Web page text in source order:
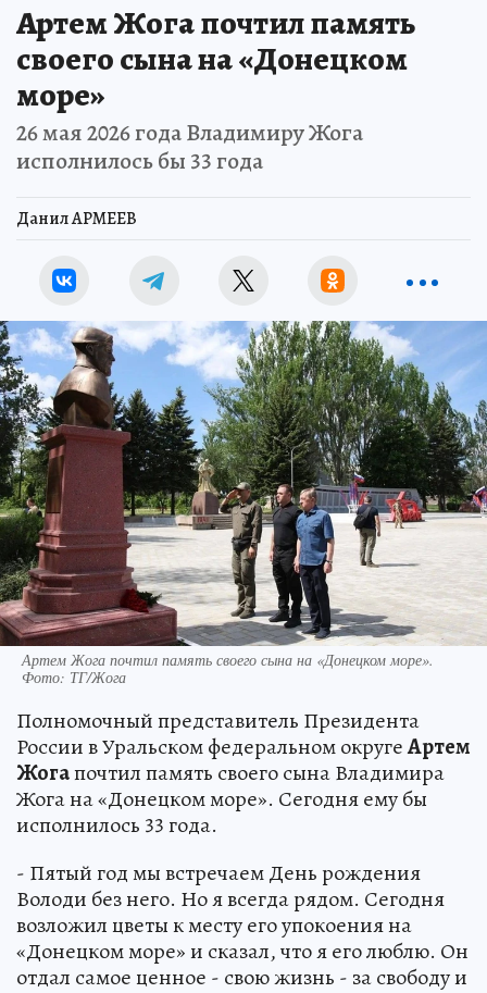
Артем Жога почтил память
своего сына на «Донецком
море»
26 мая 2026 года Владимиру Жога
исполнилось бы 33 года
Данил АРМЕЕВ
Артем Жога почтил память своего сына на «Донецком море».
Фото: ТГ/Жога
Полномочный представитель Президента
России в Уральском федеральном округеАртем
Жогапочтил память своего сына Владимира
Жога на «Донецком море». Сегодня ему бы
исполнилось 33 года.
- Пятый год мы встречаем День рождения
Володи без него. Но я всегда рядом. Сегодня
возложил цветы к месту его упокоения на
«Донецком море» и сказал, что я его люблю. Он
отдал самое ценное - свою жизнь - за свободу и